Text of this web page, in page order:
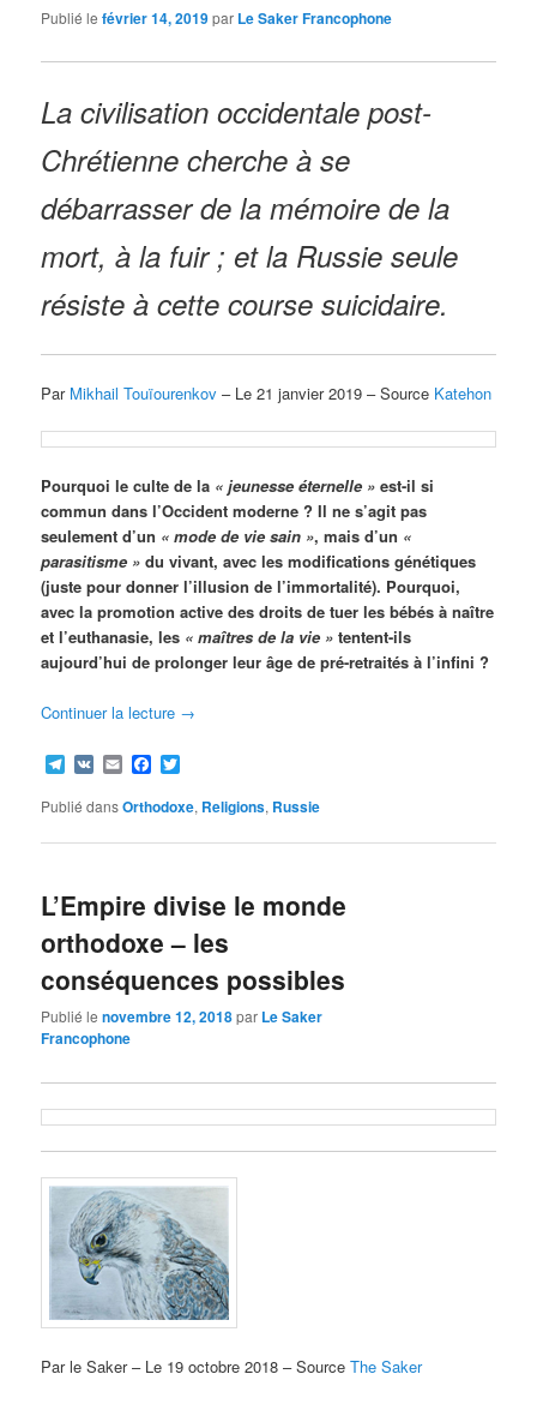
Publié lefévrier 14, 2019par Le Saker Francophone
La civilisation occidentale post-
Chrétienne cherche à se
débarrasser de la mémoire de la
mort, à la fuir ; et la Russie seule
résiste à cette course suicidaire.
Par Mikhail Touïourenkov – Le 21 janvier 2019 – Source Katehon
Pourquoi le culte de la « jeunesse éternelle » est-il si
commun dans l’Occident moderne ? Il ne s’agit pas
seulement d’un «mode de vie sain », mais d’un «
parasitisme » du vivant, avec les modifications génétiques
(juste pour donner l’illusion de l’immortalité). Pourquoi,
avec la promotion active des droits de tuer les bébés à naître
et l’euthanasie, les « maîtres de la vie » tentent-ils
aujourd’hui de prolonger leur âge de pré-retraités à l’infini ?
Continuer la lecture →
Telegram
VK EmailFacebook
Publié dansOrthodoxe, Religions, Russie
L’Empire divise le monde
orthodoxe – les
conséquences possibles
Publié lenovembre 12, 2018par Le Saker
Francophone
Par le Saker – Le 19 octobre 2018 – SourceThe Saker